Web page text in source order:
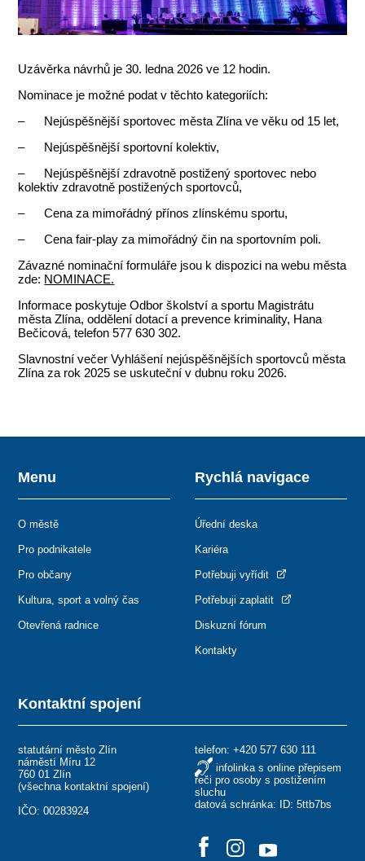
Uzávěrka návrhů je 30. ledna 2026 ve 12 hodin.
Nominace je možné podat v těchto kategoriích:
– Nejúspěšnější sportovec města Zlína ve věku od 15 let,
– Nejúspěšnější sportovní kolektiv,
– Nejúspěšnější zdravotně postižený sportovec nebo
kolektiv zdravotně postižených sportovců,
– Cena za mimořádný přínos zlínskému sportu,
– Cena fair-play za mimořádný čin na sportovním poli.
Závazné nominační formuláře jsou k dispozici na webu města
zde: NOMINACE.
Informace poskytuje Odbor školství a sportu Magistrátu
města Zlína, oddělení dotací a prevence kriminality, Hana
Bečicová, telefon 577 630 302.
Slavnostní večer Vyhlášení nejúspěšnějších sportovců města
Zlína za rok 2025 se uskuteční v dubnu roku 2026.
Kontaktní spojení
statutární město Zlín
náměstí Míru 12
760 01 Zlín
(všechna kontaktní spojení)
IČO: 00283924
telefon: +420 577 630 111
infolinka s online přepisem
řeči pro osoby s postižením
sluchu
datová schránka: ID: 5ttb7bs
Menu
O městě
Pro podnikatele
Pro občany
Kultura, sport a volný čas
Otevřená radnice
Rychlá navigace
Úřední deska
Kariéra
Potřebuji vyřídit
Potřebuji zaplatit
Diskuzní fórum
Kontakty